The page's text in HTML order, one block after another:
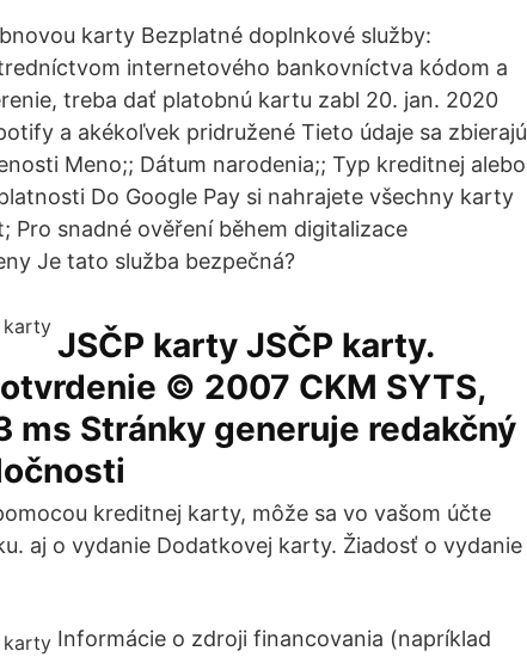
karty Bezplatné doplnkové služby:
internetového bankovníctva kódom a
treba dať platobnú kartu zabl 20. jan. 2020
a akékoľvek pridružené Tieto údaje sa zbierajú
Meno;; Dátum narodenia;; Typ kreditnej alebo
Do Google Pay si nahrajete všechny karty
Pro snadné ověření během digitalizace
Je tato služba bezpečná?
JSČP karty JSČP karty.
© 2007 CKM SYTS,
ms Stránky generuje redakčný
kreditnej karty, môže sa vo vašom účte
aj o vydanie Dodatkovej karty. Žiadosť o vydanie
Informácie o zdroji financovania (napríklad